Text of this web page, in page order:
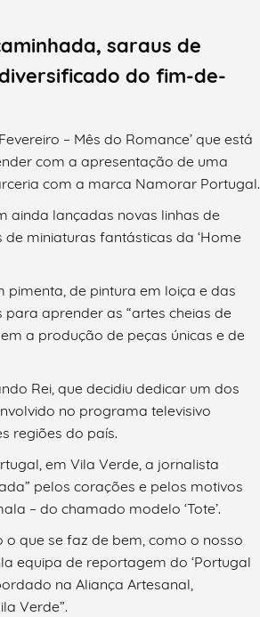
saraus de
do fim-de-
– Mês do Romance’ que está
com a apresentação de uma
com a marca Namorar Portugal.
ainda lançadas novas linhas de
miniaturas fantásticas da ‘Home
de pintura em loiça e das
aprender as “artes cheias de
a produção de peças únicas e de
Rei, que decidiu dedicar um dos
no programa televisivo
regiões do país.
em Vila Verde, a jornalista
pelos corações e pelos motivos
– do chamado modelo ‘Tote’.
que se faz de bem, como o nosso
equipa de reportagem do ‘Portugal
na Aliança Artesanal,
Verde”.